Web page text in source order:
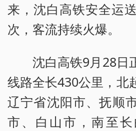
来，沈白高铁安全运
次，客流持续火爆。
沈白高铁9月28日
线路全长430公里，北
辽宁省沈阳市、抚顺
市、白山市，南至